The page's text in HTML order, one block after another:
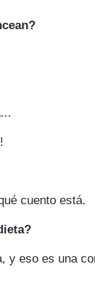
cuento está.
y eso es una